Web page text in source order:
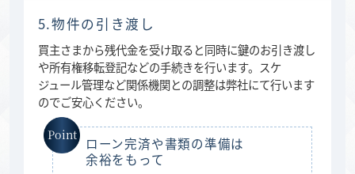
5.物件の引き渡し
買主さまから残代金を受け取ると同時に鍵のお引き渡し
や所有権移転登記などの手続きを行います。スケ
ジュール管理など関係機関との調整は弊社にて行います
のでご安心ください。
ローン完済や書類の準備は
余裕をもって